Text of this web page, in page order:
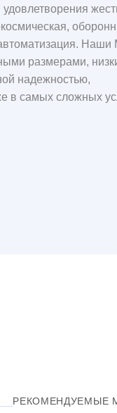
Наши
размерами,
надежностью,
в самых сложных
РЕКОМЕНДУЕМЫЕ